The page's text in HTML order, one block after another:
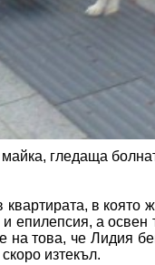
гледаща
в която
епилепсия, а
на това, че Лидия
изтекъл.